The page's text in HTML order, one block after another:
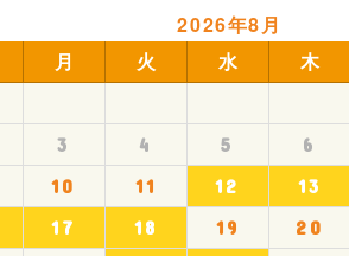
2026年8月
月 火 水 木
3 4 5 6
10 11 12 13
17 18 19 20